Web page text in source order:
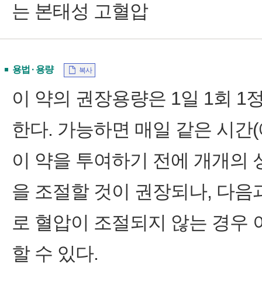
는 본태성 고혈압
용법 · 용량 복사
이 약의 권장용량은 1일 1회 1
한다. 가능하면 매일 같은 시
이 약을 투여하기 전에 개개의
을 조절할 것이 권장되나, 다
로 혈압이 조절되지 않는 경우
할 수 있다.